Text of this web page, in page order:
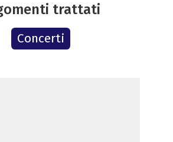
trattati
Concerti